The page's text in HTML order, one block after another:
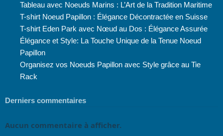
Tableau avec Noeuds Marins : L’Art de la Tradition Maritime
T-shirt Noeud Papillon : Élégance Décontractée en Suisse
T-shirt Eden Park avec Nœud au Dos : Élégance Assurée
Élégance et Style: La Touche Unique de la Tenue Noeud
Papillon
Organisez vos Noeuds Papillon avec Style grâce au Tie
Rack
Derniers commentaires
Aucun commentaire à afficher.